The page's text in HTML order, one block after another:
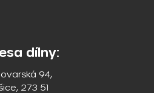
dílny:
94,
273 51